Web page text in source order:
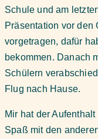
Schule und am
Präsentation vor den
vorgetragen, dafür
bekommen. Danach
Schülern
Flug nach Hause.
Mir hat der
Spaß mit den